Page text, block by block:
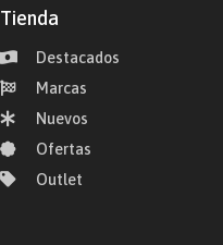
Tienda
Destacados
Marcas
Nuevos
Ofertas
Outlet